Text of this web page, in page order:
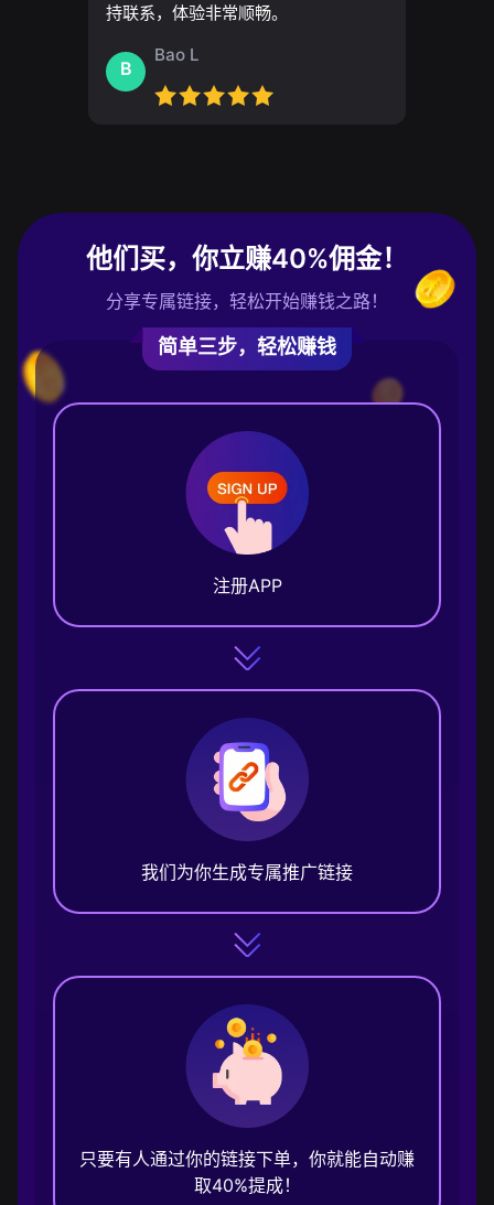
持联系，体验非常顺畅。
B
Bao L
他们买，你立赚40%佣金！
分享专属链接，轻松开始赚钱之路！
简单三步，轻松赚钱
注册APP
我们为你生成专属推广链接
只要有人通过你的链接下单，你就能自动赚
取40%提成！